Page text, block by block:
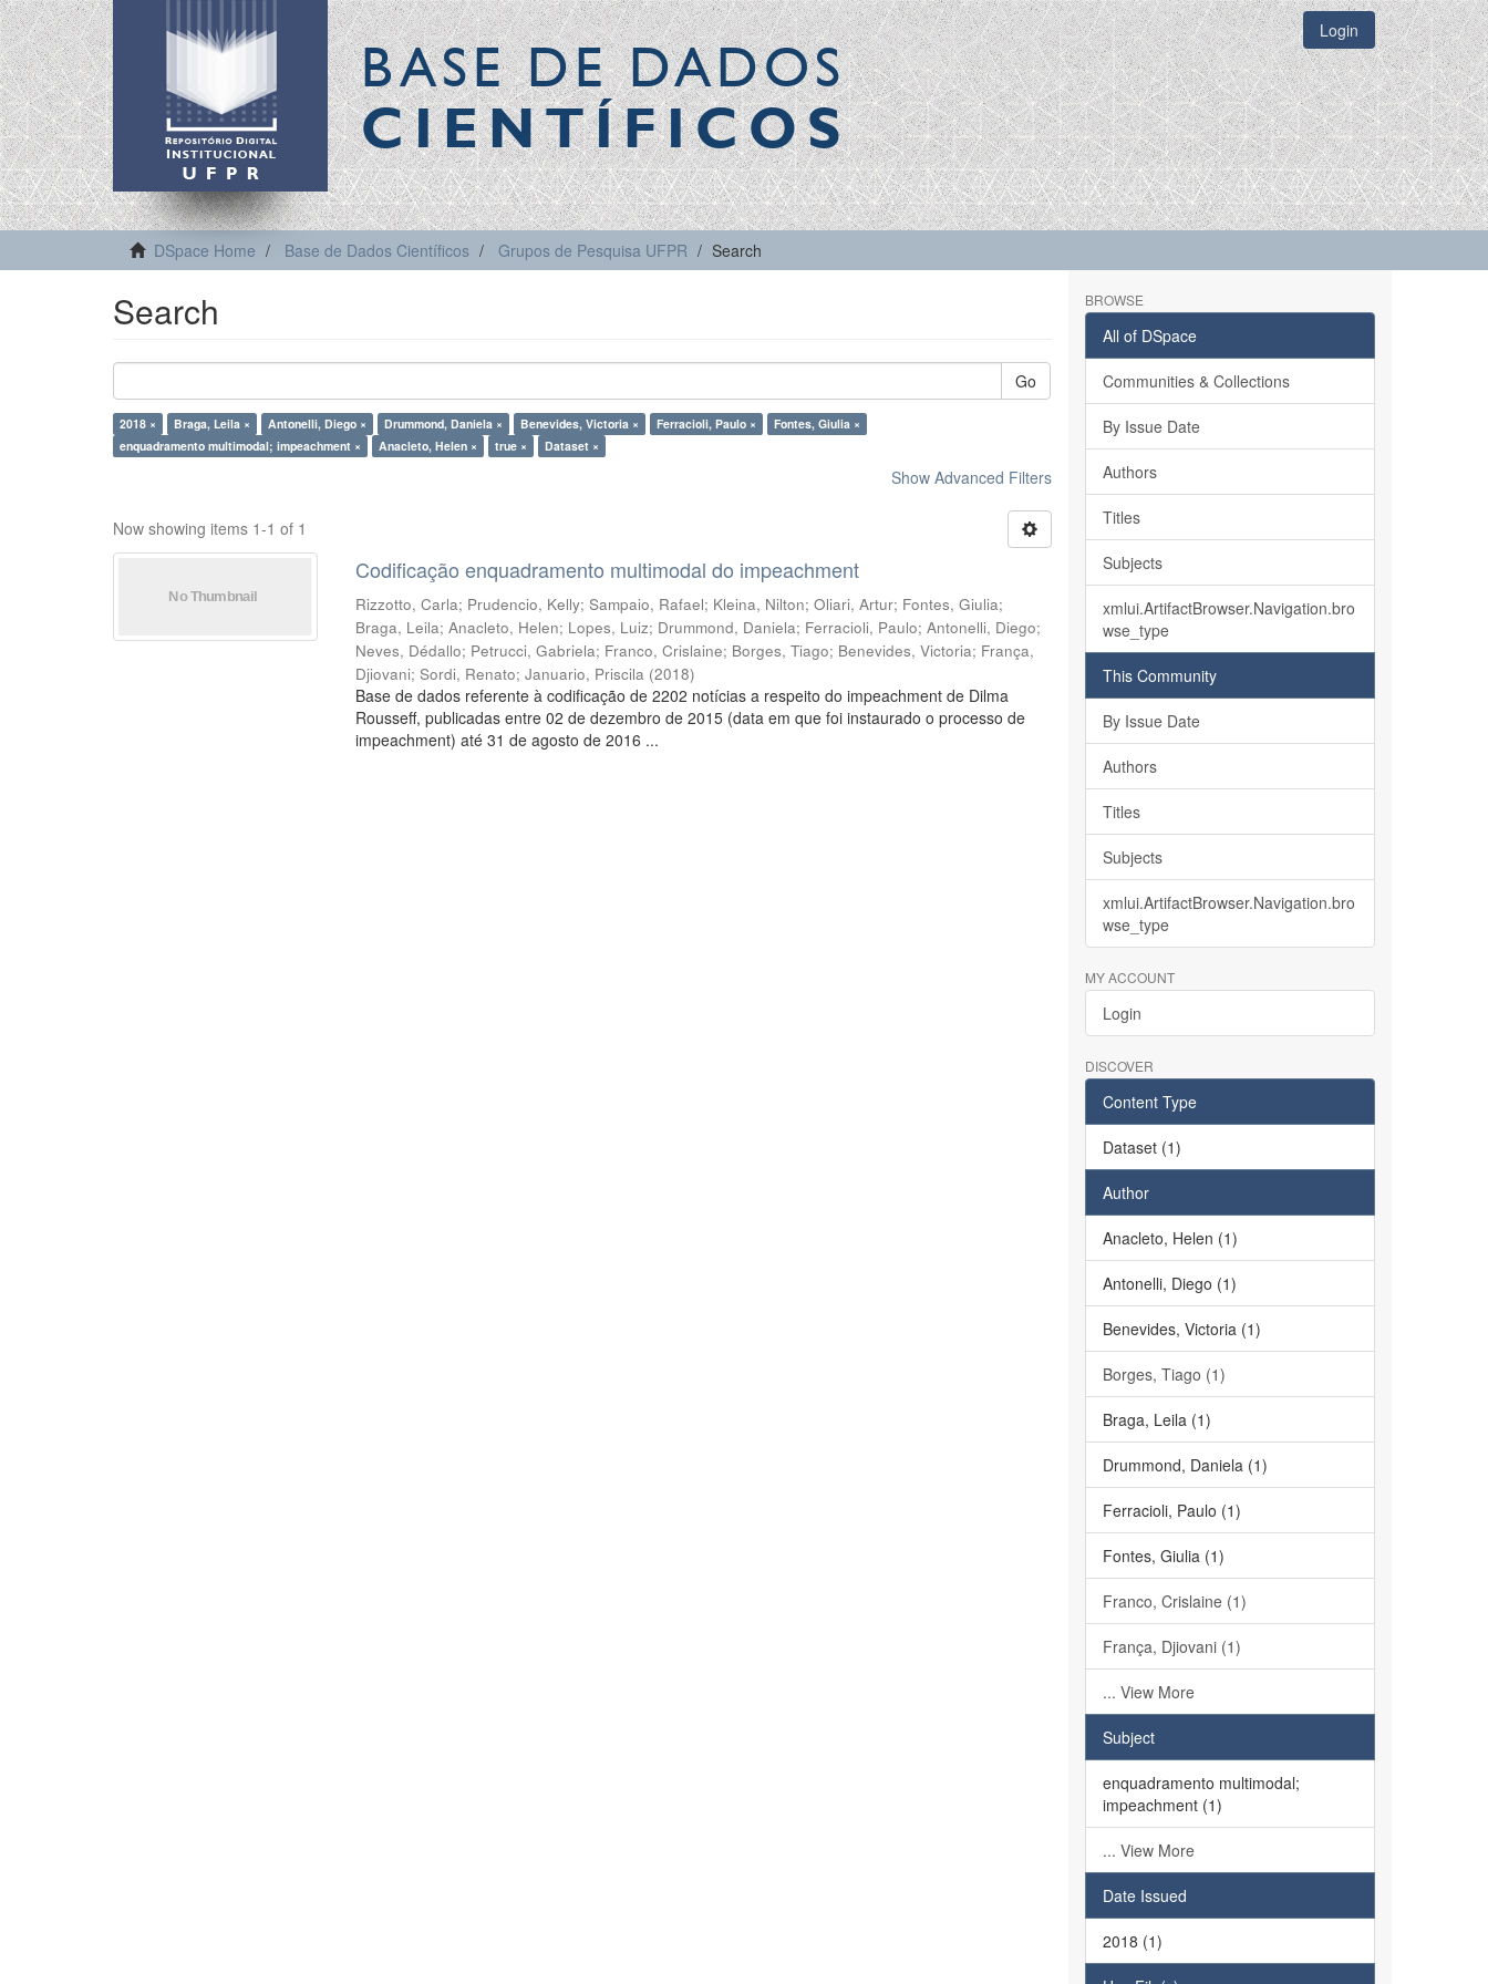
BASE DE DADOS
CIENTÍFICOS
Login
DSpace Home Base de Dados Científicos Grupos de Pesquisa UFPR Search
Search
Go
2018 × Braga, Leila × Antonelli, Diego × Drummond, Daniela × Benevides, Victoria × Ferracioli, Paulo ×
Fontes, Giulia ×
enquadramento multimodal; impeachment ×
Anacleto, Helen × true × Dataset ×
Show Advanced Filters
Now showing items 1-1 of 1
Codificação enquadramento multimodal do impeachment
Rizzotto, Carla; Prudencio, Kelly;Sampaio, Rafael; Kleina, Nilton;Oliari, Artur; Fontes, Giulia;
Braga, Leila;Anacleto, Helen; Lopes, Luiz; Drummond, Daniela; Ferracioli, Paulo;Antonelli, Diego;
Neves, Dédallo; Petrucci, Gabriela; Franco, Crislaine; Borges, Tiago; Benevides, Victoria; França,
Djiovani;Sordi, Renato;Januario, Priscila (2018)
Base de dados referente à codificação de 2202 notícias a respeito do impeachment de Dilma
Rousseff, publicadas entre 02 de dezembro de 2015 (data em que foi instaurado o processo de
impeachment) até 31 de agosto de 2016 ...
BROWSE
All of DSpace
Communities & Collections
By Issue Date
Authors
Titles
Subjects
xmlui.ArtifactBrowser.Navigation.bro
wse_type
This Community
By Issue Date
Authors
Titles
Subjects
xmlui.ArtifactBrowser.Navigation.bro
wse_type
MY ACCOUNT
Login
DISCOVER
Content Type
Dataset (1)
Author
Anacleto, Helen (1)
Antonelli, Diego (1)
Benevides, Victoria (1)
Borges, Tiago (1)
Braga, Leila (1)
Drummond, Daniela (1)
Ferracioli, Paulo (1)
Fontes, Giulia (1)
Franco, Crislaine (1)
França, Djiovani (1)
... View More
Subject
enquadramento multimodal;
impeachment (1)
... View More
Date Issued
2018 (1)